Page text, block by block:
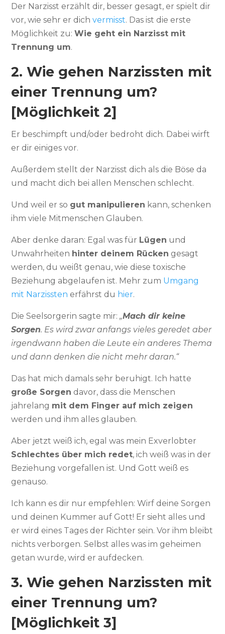
Der Narzisst erzählt dir, besser gesagt, er spielt dir
vor, wie sehr er dichvermisst. Das ist die erste
Möglichkeit zu:Wie geht ein Narzisst mit
Trennung um.
2. Wie gehen Narzissten mit
einer Trennung um?
[Möglichkeit 2]
Er beschimpft und/oder bedroht dich. Dabei wirft
er dir einiges vor.
Außerdem stellt der Narzisst dich als die Böse da
und macht dich bei allen Menschen schlecht.
Und weil er so gut manipulieren kann, schenken
ihm viele Mitmenschen Glauben.
Aber denke daran: Egal was für Lügen und
Unwahrheiten hinter deinem Rücken gesagt
werden, du weißt genau, wie diese toxische
Beziehung abgelaufen ist. Mehr zum Umgang
mit Narzissten erfährst du hier.
Die Seelsorgerin sagte mir:„Mach dir keine
Sorgen. Es wird zwar anfangs vieles geredet aber
irgendwann haben die Leute ein anderes Thema
und dann denken die nicht mehr daran.“
Das hat mich damals sehr beruhigt. Ich hatte
große Sorgen davor, dass die Menschen
jahrelang mit dem Finger auf mich zeigen
werden und ihm alles glauben.
Aber jetzt weiß ich, egal was mein Exverlobter
Schlechtes über mich redet, ich weiß was in der
Beziehung vorgefallen ist. Und Gott weiß es
genauso.
Ich kann es dir nur empfehlen: Wirf deine Sorgen
und deinen Kummer auf Gott! Er sieht alles und
er wird eines Tages der Richter sein. Vor ihm bleibt
nichts verborgen. Selbst alles was im geheimen
getan wurde, wird er aufdecken.
3. Wie gehen Narzissten mit
einer Trennung um?
[Möglichkeit 3]